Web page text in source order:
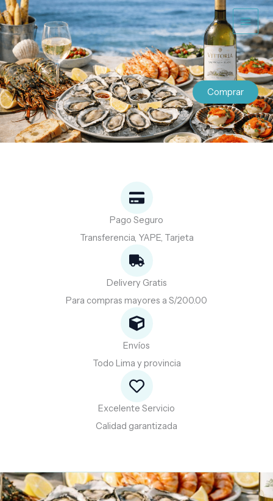
al
contenido
Comprar
Pago Seguro
Transferencia, YAPE, Tarjeta
Delivery Gratis
Para compras mayores a S/200.00
Envíos
Todo Lima y provincia
Excelente Servicio
Calidad garantizada